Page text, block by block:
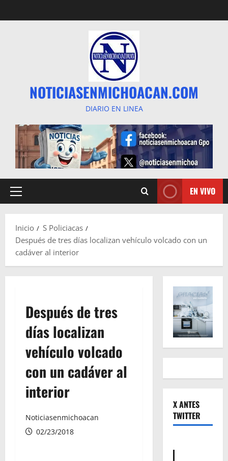
al
NOTICIASENMICHOACAN.COM
DIARIO EN LINEA
Menú
EN VIVO
Inicio
S Policiacas
Después de tres días localizan vehículo volcado con un
cadáver al interior
Después de tres
días localizan
vehículo volcado
con un cadáver al
interior
Noticiasenmichoacan
02/23/2018
X ANTES
TWITTER